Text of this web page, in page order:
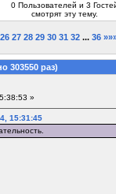
0 Пользователей и 3
смотрят эту тему.
26 27 28 29 30 31 32 ... 36
раз)
»
15:31:45